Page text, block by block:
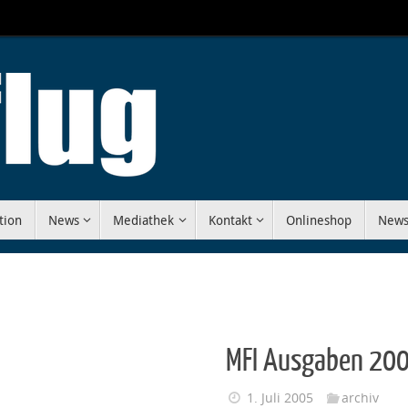
News Mediathek Kontakt Onlineshop
MFI Ausgaben
1. Juli 2005 archiv